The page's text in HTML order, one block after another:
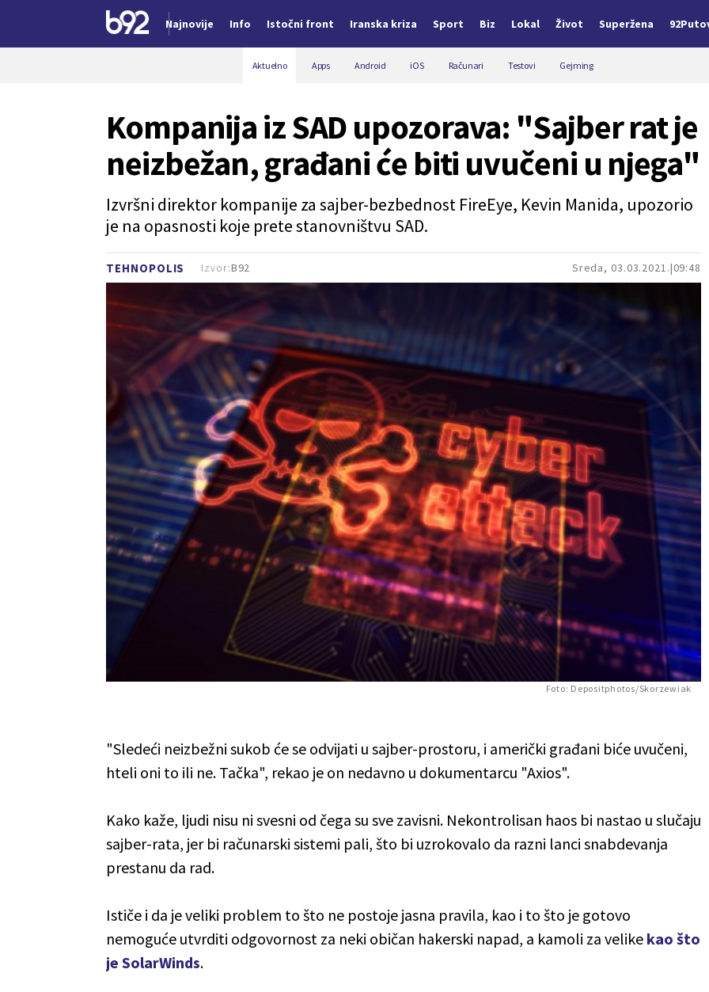
Najnovije Info Istočni front Iranska kriza Sport Biz Lokal Život Superžena
Aktuelno Apps Android iOS Računari Testovi Gejming
TEHNOPOLIS Sreda, 03.03.2021. 09:48
Kompanija iz SAD upozorava: "Sajber rat je
neizbežan, građani će biti uvučeni u njega"
Izvršni direktor kompanije za sajber-bezbednost FireEye, Kevin Manida, upozorio
je na opasnosti koje prete stanovništvu SAD.
Izvor:B92
Foto: Depositphotos/Skorzewiak
"Sledeći neizbežni sukob će se odvijati u sajber-prostoru, i američki građani biće uvučeni,
hteli oni to ili ne. Tačka", rekao je on nedavno u dokumentarcu "Axios".
Kako kaže, ljudi nisu ni svesni od čega su sve zavisni. Nekontrolisan haos bi nastao u slučaju
sajber-rata, jer bi računarski sistemi pali, što bi uzrokovalo da razni lanci snabdevanja
prestanu da rad.
Ističe i da je veliki problem to što ne postoje jasna pravila, kao i to što je gotovo
nemoguće utvrditi odgovornost za neki običan hakerski napad, a kamoli za velike kao što
je SolarWinds.